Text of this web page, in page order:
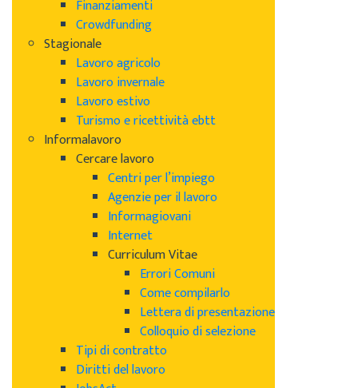
Finanziamenti
Crowdfunding
Stagionale
Lavoro agricolo
Lavoro invernale
Lavoro estivo
Turismo e ricettività ebtt
Informalavoro
Cercare lavoro
Centri per l’impiego
Agenzie per il lavoro
Informagiovani
Internet
Curriculum Vitae
Errori Comuni
Come compilarlo
Lettera di presentazione
Colloquio di selezione
Tipi di contratto
Diritti del lavoro